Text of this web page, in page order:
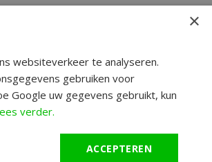
×
websiteverkeer te analyseren.
gebruiken voor
Google uw gegevens gebruikt, kun
verder.
ACCEPTEREN